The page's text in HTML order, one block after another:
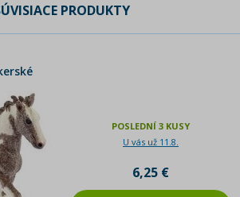
PRODUKTY
POSLEDNÍ 3 KUSY
U vás už 11.8.
6,25 €